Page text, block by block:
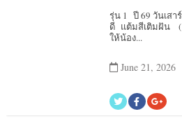
รุ่น 1 ปี 69 วันเสา
ดี แต้มสีเติมฝัน (
ให้น้อง...
June 21, 2026